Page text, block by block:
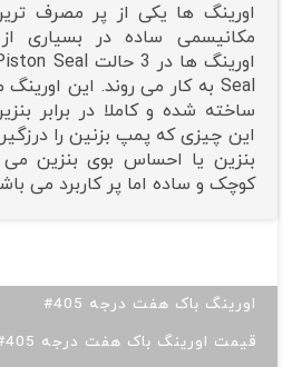
اورینگ ها یکی از پر مصرف
مکانیسمی ساده در بسیاری
ساخته شده و کاملا در برابر
این چیزی که پمپ بزنین را
بنزین یا احساس بوی بنزین
کوچک و ساده اما پر کاربرد می
#اورینگ باک هفت درجه 405
#قیمت اورینگ باک هفت درجه 405